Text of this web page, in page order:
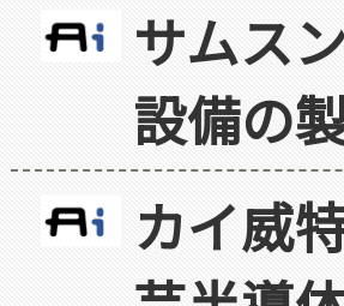
サムス
設備の
カイ威